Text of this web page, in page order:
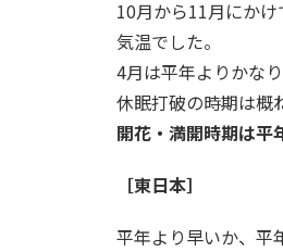
10月から11月にか
気温でした。
4月は平年よりかな
休眠打破の時期は概
開花・満開時期は平
［東日本］
平年より早いか、平